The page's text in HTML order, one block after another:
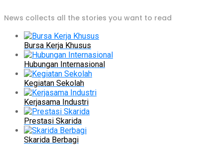
News collects all the stories you want to read
Bursa Kerja Khusus
Hubungan Internasional
Kegiatan Sekolah
Kerjasama Industri
Prestasi Skarida
Skarida Berbagi